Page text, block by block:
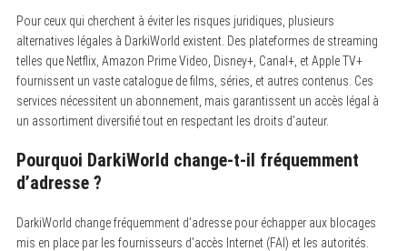
Pour ceux qui cherchent à éviter les risques juridiques, plusieurs
alternatives légales à DarkiWorld existent. Des plateformes de streaming
telles que Netflix, Amazon Prime Video, Disney+, Canal+, et Apple TV+
fournissent un vaste catalogue de films, séries, et autres contenus. Ces
services nécessitent un abonnement, mais garantissent un accès légal à
un assortiment diversifié tout en respectant les droits d’auteur.
Pourquoi DarkiWorld change-t-il fréquemment
d’adresse ?
DarkiWorld change fréquemment d’adresse pour échapper aux blocages
mis en place par les fournisseurs d’accès Internet (FAI) et les autorités.